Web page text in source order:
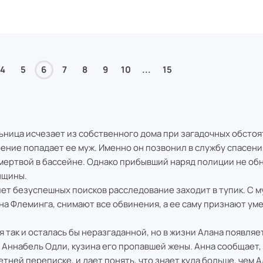
4 5 6 7 8 9 10 ... 15
исчезает из собственного дома при загадочных
попадает ее муж. Именно он позвонил в службу
в бассейне. Однако прибывший наряд полиции не
безуспешных поисков расследование заходит в тупик. С
Флеминга, снимают все обвинения, а ее саму признают
так и осталась бы неразгаданной, но в жизни Алана
Аннабель Одли, кузина его пропавшей жены. Анна сообщает,
переписке, и дает понять, что знает куда больше, чем